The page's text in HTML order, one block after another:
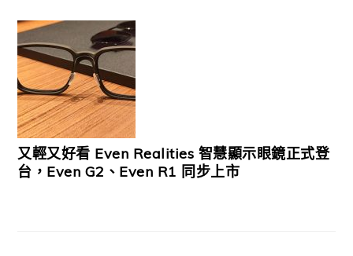
又輕又好看 Even Realities 智慧顯示眼鏡正式登
台，Even G2、Even R1 同步上市